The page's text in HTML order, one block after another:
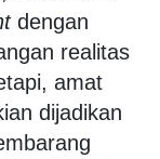
dengan
realitas
amat
dijadikan